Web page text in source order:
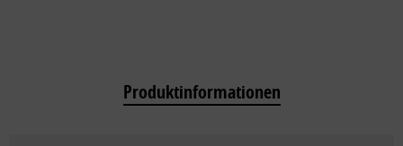
Produktinformationen